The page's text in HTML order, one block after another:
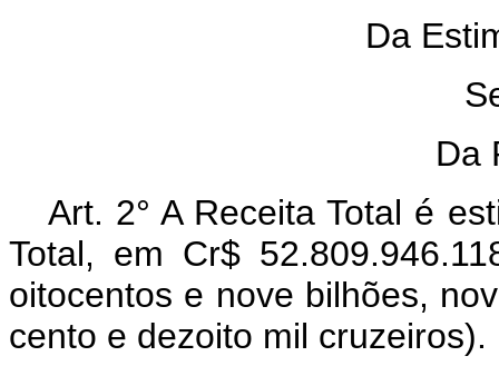
Da
Da
Art. 2° A Receita Total é
Total, em Cr$
oitocentos e nove bilhões,
cento e dezoito mil cruzeiros).